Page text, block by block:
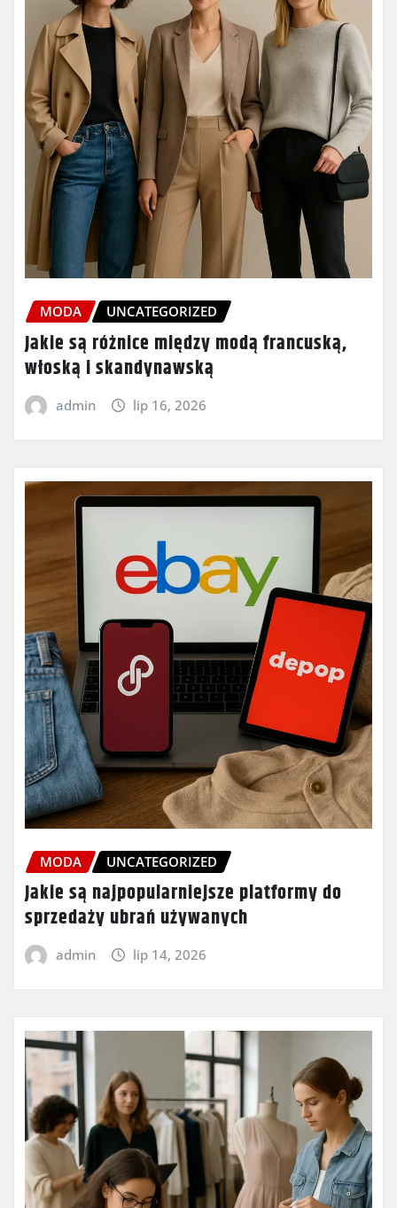
MODA UNCATEGORIZED
Jakie są różnice między modą francuską,
włoską i skandynawską
admin lip 16, 2026
MODA UNCATEGORIZED
Jakie są najpopularniejsze platformy do
sprzedaży ubrań używanych
admin lip 14, 2026